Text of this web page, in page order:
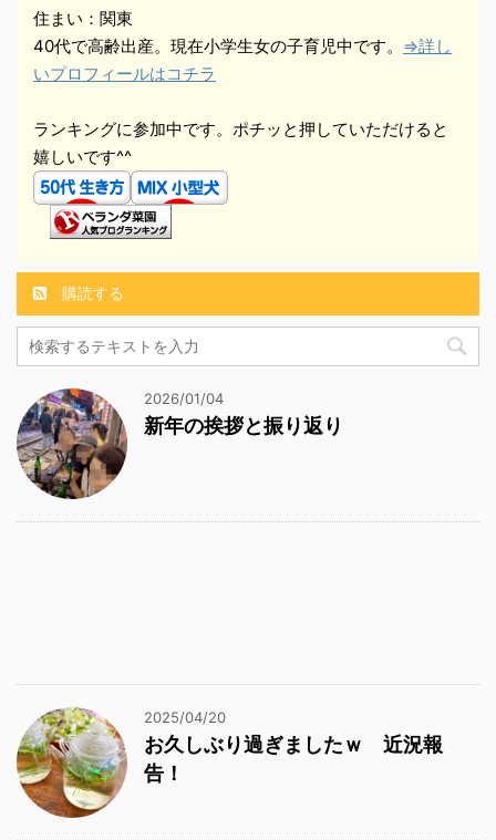
住まい：関東
40代で高齢出産。現在小学生女の子育児中です。 ⇒詳し
いプロフィールはコチラ
ランキングに参加中です。ポチッと押していただけると
嬉しいです^^
購読する
2026/01/04
新年の挨拶と振り返り
2025/04/20
お久しぶり過ぎましたｗ 近況報
告！